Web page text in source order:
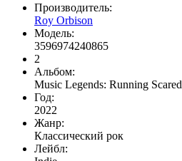
Производитель:
Roy Orbison
Модель:
3596974240865
2
Альбом:
Music Legends: Running Scared
Год:
2022
Жанр:
Классический рок
Лейбл: